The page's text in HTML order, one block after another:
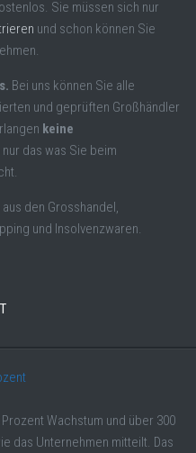
Sie müssen sich nur
und schon können Sie
Bei uns können Sie alle
und geprüften Großhändler
keine
das was Sie beim
den Grosshandel,
und Insolvenzwaren.
Wachstum und über 300
das Unternehmen mitteilt. Das